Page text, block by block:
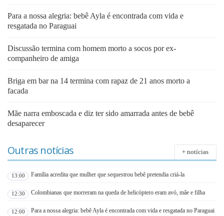
Para a nossa alegria: bebê Ayla é encontrada com vida e
resgatada no Paraguai
Discussão termina com homem morto a socos por ex-
companheiro de amiga
Briga em bar na 14 termina com rapaz de 21 anos morto a
facada
Mãe narra emboscada e diz ter sido amarrada antes de bebê
desaparecer
Outras notícias + notícias
13:00 Família acredita que mulher que sequestrou bebê pretendia criá-la
12:30 Colombianas que morreram na queda de helicóptero eram avó, mãe e filha
12:00 Para a nossa alegria: bebê Ayla é encontrada com vida e resgatada no Paraguai